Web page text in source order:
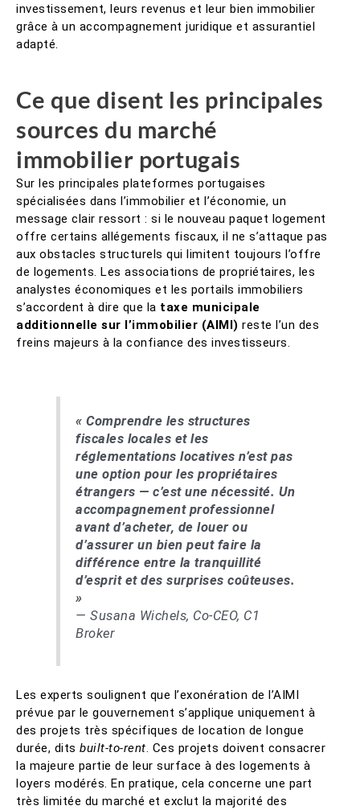
investissement, leurs revenus et leur bien immobilier
grâce à un accompagnement juridique et assurantiel
adapté.
Ce que disent les principales
sources du marché
immobilier portugais
Sur les principales plateformes portugaises
spécialisées dans l’immobilier et l’économie, un
message clair ressort : si le nouveau paquet logement
offre certains allégements fiscaux, il ne s’attaque pas
aux obstacles structurels qui limitent toujours l’offre
de logements. Les associations de propriétaires, les
analystes économiques et les portails immobiliers
s’accordent à dire que la taxe municipale
additionnelle sur l’immobilier (AIMI) reste l’un des
freins majeurs à la confiance des investisseurs.
« Comprendre les structures
fiscales locales et les
réglementations locatives n’est pas
une option pour les propriétaires
étrangers — c’est une nécessité. Un
accompagnement professionnel
avant d’acheter, de louer ou
d’assurer un bien peut faire la
différence entre la tranquillité
d’esprit et des surprises coûteuses.
»
— Susana Wichels, Co-CEO, C1
Broker
Les experts soulignent que l’exonération de l’AIMI
prévue par le gouvernement s’applique uniquement à
des projets très spécifiques de location de longue
durée, dits built-to-rent . Ces projets doivent consacrer
la majeure partie de leur surface à des logements à
loyers modérés. En pratique, cela concerne une part
très limitée du marché et exclut la majorité des